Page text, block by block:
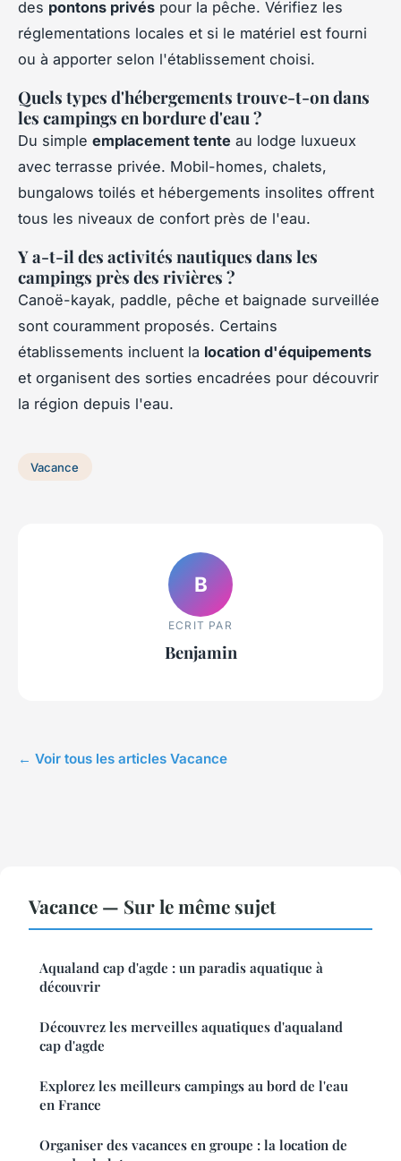
des pontons privés pour la pêche. Vérifiez les
réglementations locales et si le matériel est fourni
ou à apporter selon l'établissement choisi.
Quels types d'hébergements trouve-t-on dans
les campings en bordure d'eau ?
Du simple emplacement tente au lodge luxueux
avec terrasse privée. Mobil-homes, chalets,
bungalows toilés et hébergements insolites offrent
tous les niveaux de confort près de l'eau.
Y a-t-il des activités nautiques dans les
campings près des rivières ?
Canoë-kayak, paddle, pêche et baignade surveillée
sont couramment proposés. Certains
établissements incluent la location d'équipements
et organisent des sorties encadrées pour découvrir
la région depuis l'eau.
Vacance
B
ECRIT PAR
Benjamin
← Voir tous les articles Vacance
Vacance — Sur le même sujet
Aqualand cap d'agde : un paradis aquatique à
découvrir
Découvrez les merveilles aquatiques d'aqualand
cap d'agde
Explorez les meilleurs campings au bord de l'eau
en France
Organiser des vacances en groupe : la location de